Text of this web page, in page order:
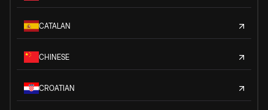
CATALAN
CHINESE
CROATIAN